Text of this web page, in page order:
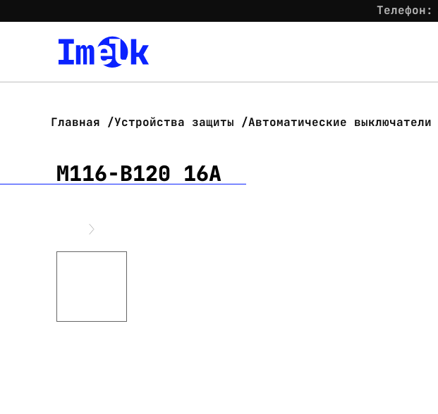
Телефон:
Главная Устройства защиты Автоматические выключатели
M116-B120 16A